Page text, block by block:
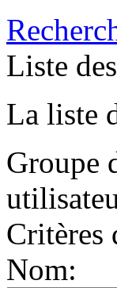
Liste
La liste
Groupe
Critères
Nom: